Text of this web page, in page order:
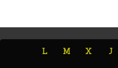
L M X J